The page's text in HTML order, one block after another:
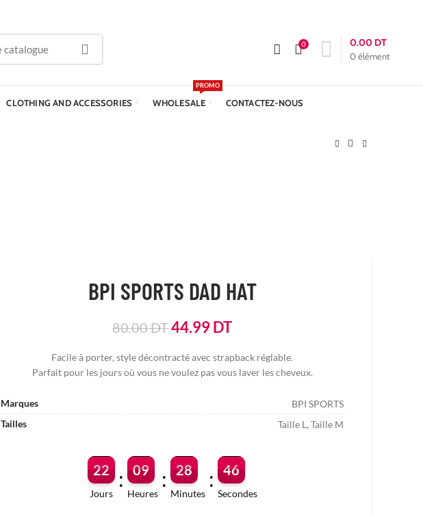
0
0élément
0.00 DT
CLOTHING AND ACCESSORIES WHOLESALE
PROMO
CONTACTEZ-NOUS
BPI SPORTS DAD HAT
80.00DTLe
initial
était :
DT.
44.99DTLe
actuel
est :
DT.
Facile à porter, style décontracté avec strapback réglable.
Parfait pour les jours où vous ne voulez pas vous laver les cheveux.
Marques
BPI SPORTS
Tailles
Taille L, Taille M
22
Jours
: 09
Heures
: 28
Minutes
: 45
Secondes